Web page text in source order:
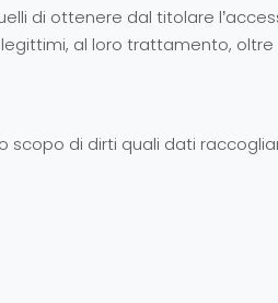
di ottenere dal titolare
al loro trattamento,
scopo di dirti quali dati